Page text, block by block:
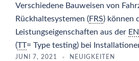
Verschiedene Bauweisen von
Rückhaltesystemen (FRS) können
Leistungseigenschaften aus der
(TT= Type testing) bei
JUNI 7, 2021 NEUIGKEITEN